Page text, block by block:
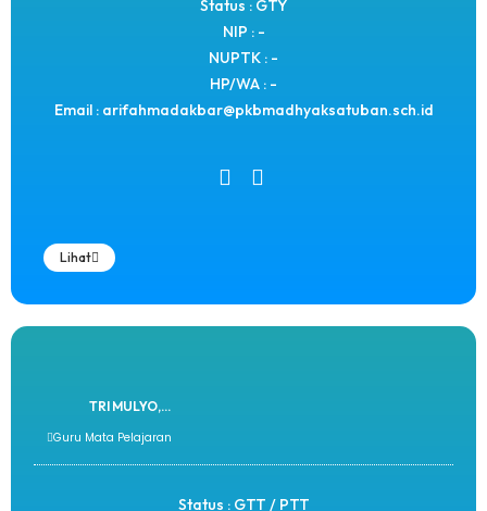
Status : GTY
NIP : -
NUPTK : -
HP/WA : -
Email : arifahmadakbar@pkbmadhyaksatuban.sch.id
Lihat
TRI MULYO,...
Guru Mata Pelajaran
Status : GTT / PTT